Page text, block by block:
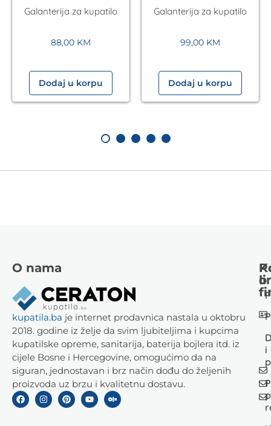
HANSGROHE
Galanterija za kupatilo
88,00 KM
Dodaj u korpu
Galanterija za kupatilo
99,00 KM
Dodaj u korpu
O nama
kupatila.ba je internet prodavnica nastala u oktobru
2018. godine iz želje da svim ljubiteljima i kupcima
kupatilske opreme, sanitarija, baterija bojlera itd. iz
cijele Bosne i Hercegovine, omogućimo da na
siguran, jednostavan i brz način dođu do željenih
proizvoda uz brzu i kvalitetnu dostavu.
i
o